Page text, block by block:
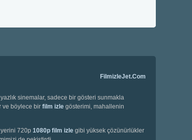
FilmizleJet.Com
sinemalar, sadece bir gösteri sunmakla
ve böylece bir film izle gösterimi, mahallenin
yerini 720p 1080p film izle gibi yüksek çözünürlükler